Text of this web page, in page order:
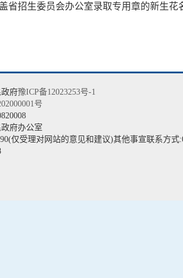
省招生委员会办公室录取专用章的新生
府豫ICP备12023253号-1
号
府办公室
仅受理对网站的意见和建议)其他事宣联系方式